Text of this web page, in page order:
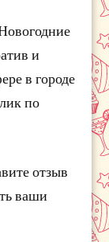
и
в городе
по
отзыв
ваши